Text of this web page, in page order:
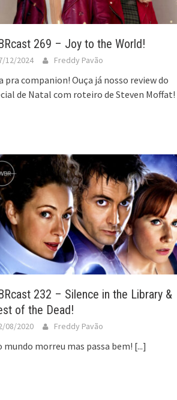
269 – Joy to the World!
12/2024 Freddy Pavão
pra companion! Ouça já nosso review do
de Natal com roteiro de Steven Moffat!
232 – Silence in the Library &
of the Dead!
08/2020 Freddy Pavão
mundo morreu mas passa bem! [...]